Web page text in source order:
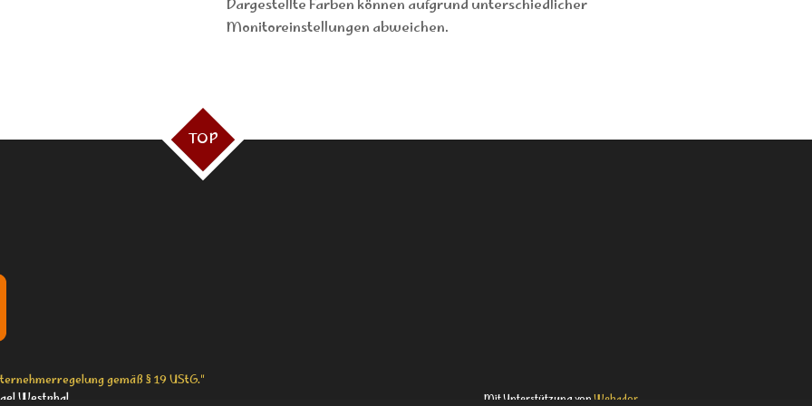
Dargestellte Farben können aufgrund unterschiedlicher
Monitoreinstellungen abweichen.
TOP
gemäß § 19 UStG."
Westphal
Mit Unterstützung vonWebador